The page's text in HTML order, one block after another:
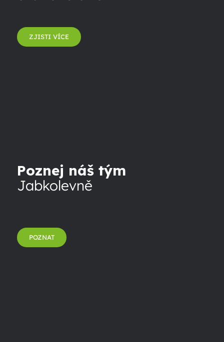
ZJISTI VÍCE
Poznej náš tým
Jabkolevně
POZNAT